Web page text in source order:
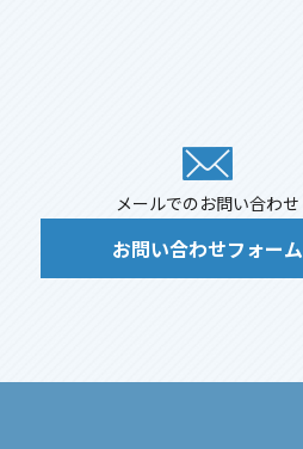
メールでのお問い合わせ
お問い合わせフォーム